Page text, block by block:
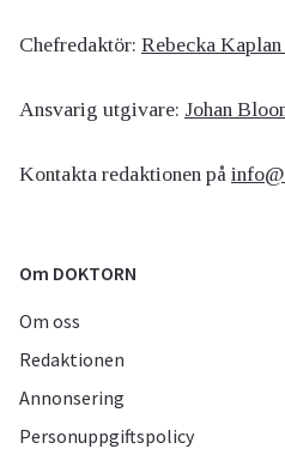
Chefredaktör: Rebecka
Ansvarig utgivare: Johan
Kontakta redaktionen på
Om DOKTORN
Om oss
Redaktionen
Annonsering
Personuppgiftspolicy